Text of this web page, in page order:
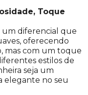
Toque
um diferencial que
oferecendo
mas com um toque
estilos de
seja um
elegante no seu